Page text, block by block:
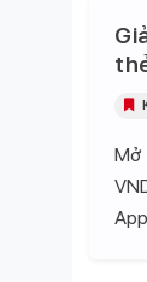
Mở